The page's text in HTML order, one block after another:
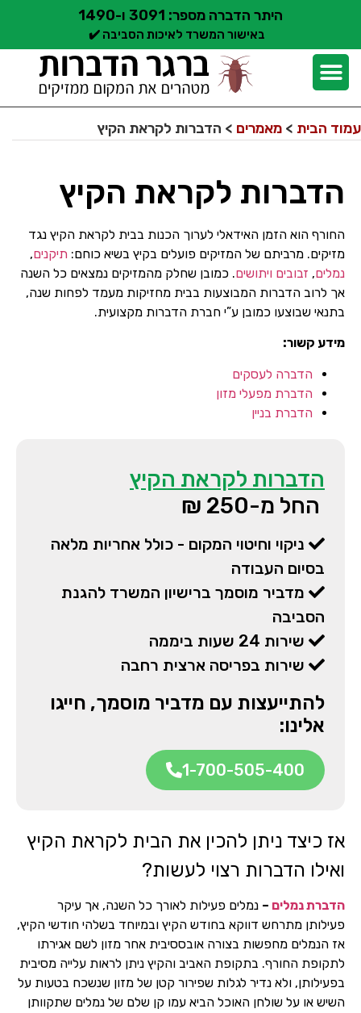
היתר הדברה מספר: 3091 ו-1490
באישור המשרד לאיכות הסביבה ✔️
עמוד הבית > מאמרים > הדברות לקראת הקיץ
הדברות לקראת הקיץ
החורף הוא הזמן האידאלי לערוך הכנות בבית לקראת הקיץ נגד
מזיקים. מרביתם של המזיקים פועלים בקיץ בשיא כוחם: תיקנים,
נמלים, זבובים ויתושים. כמובן שחלק מהמזיקים נמצאים כל השנה
אך לרוב הדברות המבוצעות בבית מחזיקות מעמד לפחות שנה,
בתנאי שבוצעו כמובן ע”י חברת הדברות מקצועית.
מידע קשור:
הדברה לעסקים
הדברת מפעלי מזון
הדברת בניין
הדברות לקראת הקיץ
החל מ-250 ₪
ניקוי וחיטוי המקום - כולל אחריות מלאה
בסיום העבודה
מדביר מוסמך ברישיון המשרד להגנת
הסביבה
שירות 24 שעות ביממה
שירות בפריסה ארצית רחבה
להתייעצות עם מדביר מוסמך, חייגו
אלינו:
1-700-505-400
אז כיצד ניתן להכין את הבית לקראת הקיץ
ואילו הדברות רצוי לעשות?
הדברת נמלים – נמלים פעילות לאורך כל השנה, אך עיקר
פעילותן מתרחש דווקא בחודש הקיץ ובמיוחד בשלהי חודשי הקיץ,
אז הנמלים מחפשות בצורה אובססיבית אחר מזון לשם אגירתו
לתקופת החורף. בתקופת האביב והקיץ ניתן לראות עלייה מסיבית
בפעילותן, ולא נדיר לגלות שפירור קטן של מזון שנשכח בטעות על
השיש או על שולחן האוכל הביא עמו קן שלם של נמלים שתקוותן